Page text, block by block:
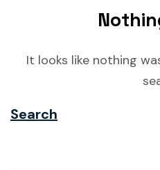
It looks like nothing
Search